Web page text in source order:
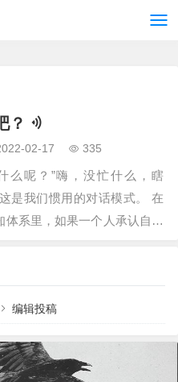
？
02-17 335
我们惯用的对话模式。 在
体系里，如果一个人承认自己
闲呢？你得忙起来啊，忙起来
，才能把事情做好，才能把家
才能巴拉巴拉一大堆，总之，
多时候，是伪装罢了。许多人
掩饰或者淹没自己内心的焦
编辑投稿